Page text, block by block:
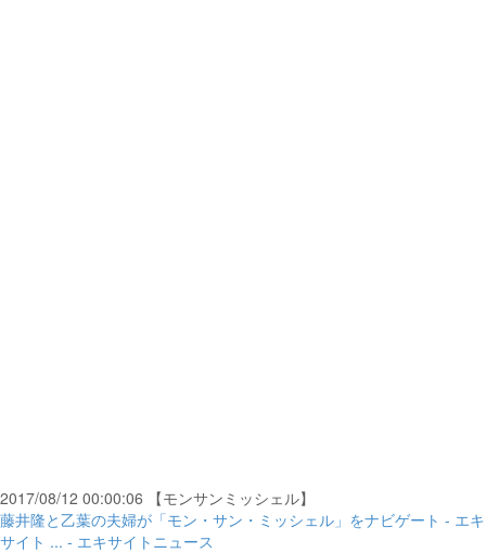
2017/08/12 00:00:06 【モンサンミッシェル】
藤井隆と乙葉の夫婦が「モン・サン・ミッシェル」をナビゲート - エキ
サイト ... - エキサイトニュース